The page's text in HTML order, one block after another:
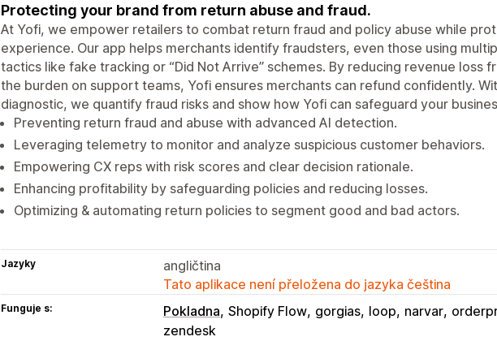
Protecting your brand from return abuse and fraud.
At Yofi, we empower retailers to combat return fraud and policy abuse while
experience. Our app helps merchants identify fraudsters, even those using
tactics like fake tracking or “Did Not Arrive” schemes. By reducing revenue loss
the burden on support teams, Yofi ensures merchants can refund confidently.
diagnostic, we quantify fraud risks and show how Yofi can safeguard your
Preventing return fraud and abuse with advanced AI detection.
Leveraging telemetry to monitor and analyze suspicious customer behaviors.
Empowering CX reps with risk scores and clear decision rationale.
Enhancing profitability by safeguarding policies and reducing losses.
Optimizing & automating return policies to segment good and bad actors.
Jazyky
angličtina
Tato aplikace není přeložena do jazyka čeština
Funguje s: Pokladna Shopify Flow gorgias loop narvar
zendesk